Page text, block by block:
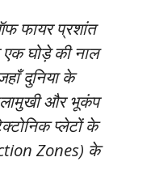
फायर प्रशांत
घोड़े की नाल
दुनिया के
और भूकंप
प्लेटों के
Zones) के